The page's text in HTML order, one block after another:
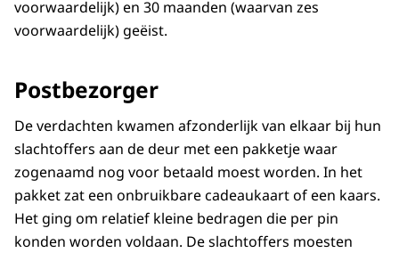
voorwaardelijk) en 30 maanden (waarvan zes
voorwaardelijk) geëist.
Postbezorger
De verdachten kwamen afzonderlijk van elkaar bij hun
slachtoffers aan de deur met een pakketje waar
zogenaamd nog voor betaald moest worden. In het
pakket zat een onbruikbare cadeaukaart of een kaars.
Het ging om relatief kleine bedragen die per pin
konden worden voldaan. De slachtoffers moesten